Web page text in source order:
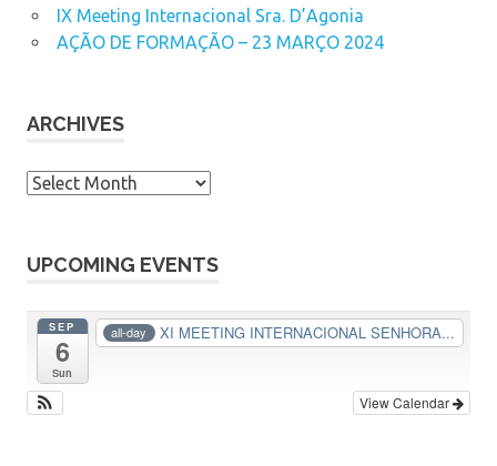
IX Meeting Internacional Sra. D’Agonia
AÇÃO DE FORMAÇÃO – 23 MARÇO 2024
ARCHIVES
A
h
v
UPCOMING EVENTS
SEP
6
Sun
all-day XI MEETING INTERNACIONAL SENHORA...
View Calendar